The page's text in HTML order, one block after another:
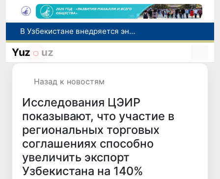
В Узбекистане внедряется энергетический паспорт махалли
Узбекистан и Япония расширят сотрудничество в сфере высшего образования, науки и инноваций
Yuz uz
Назад к новостям
Исследования ЦЭИР
показывают, что участие в
региональных торговых
соглашениях способно
увеличить экспорт
Узбекистана на 140%